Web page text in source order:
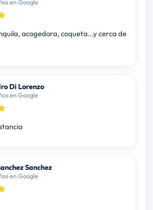
en Google
acogedora, coqueta...y cerca de
Di Lorenzo
en Google
Sanchez
en Google